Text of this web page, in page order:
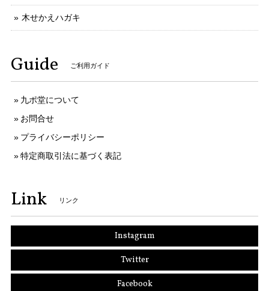
木せかえハガキ
Guide ご利用ガイド
九ポ堂について
お問合せ
プライバシーポリシー
特定商取引法に基づく表記
Link リンク
Instagram
Twitter
Facebook